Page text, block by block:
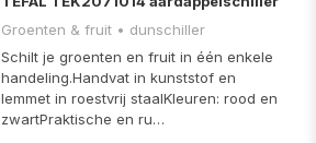
Groenten & fruit • dunschiller
Schilt je groenten en fruit in één enkele
handeling.Handvat in kunststof en
lemmet in roestvrij staalKleuren: rood en
zwartPraktische en ru…